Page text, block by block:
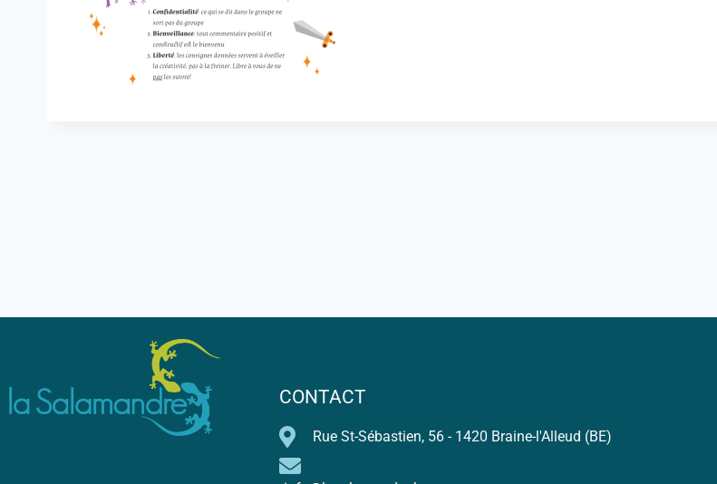
CONTACT
Rue St-Sébastien, 56 - 1420 Braine-l'Alleud (BE)